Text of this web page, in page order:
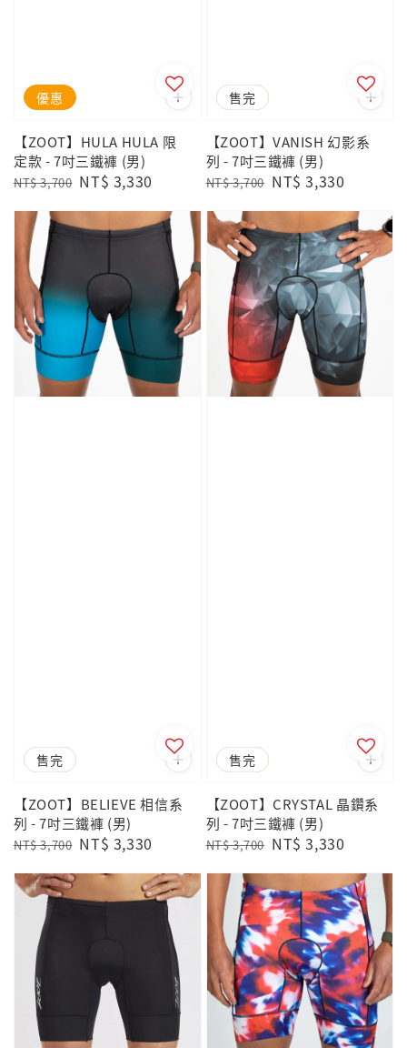
優惠
【ZOOT】HULA HULA 限
定款 - 7吋三鐵褲 (男)
Regular
NT$ 3,700 Sale
NT$ 3,330
優惠
售完
【ZOOT】VANISH 幻影系
列 - 7吋三鐵褲 (男)
Regular
NT$ 3,700 Sale
NT$ 3,330
優惠
售完
【ZOOT】BELIEVE 相信系
列 - 7吋三鐵褲 (男)
Regular
NT$ 3,700 Sale
NT$ 3,330
優惠
售完
【ZOOT】CRYSTAL 晶鑽系
列 - 7吋三鐵褲 (男)
Regular
NT$ 3,700 Sale
NT$ 3,330